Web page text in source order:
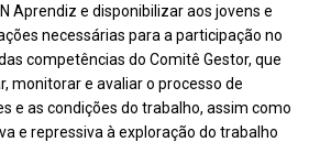
Aprendiz e disponibilizar aos jovens e
necessárias para a participação no
competências do Comitê Gestor, que
monitorar e avaliar o processo de
e as condições do trabalho, assim como
e repressiva à exploração do trabalho